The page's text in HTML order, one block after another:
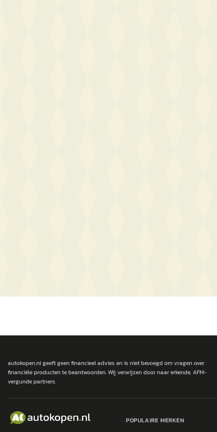
autokopen.nl geeft geen financieel advies en is niet bevoegd om vragen over
financiële producten te beantwoorden. Wij verwijzen door naar erkende, AFM-
vergunde partners.
POPULAIRE MERKEN